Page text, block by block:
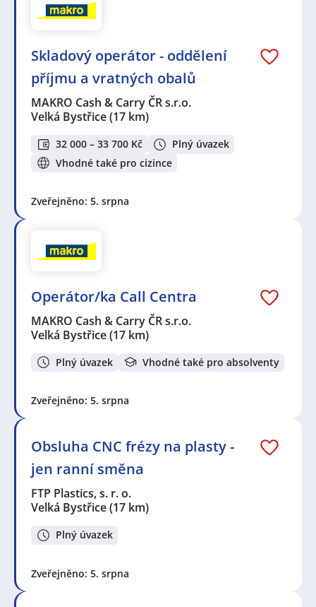
Skladový operátor - oddělení
příjmu a vratných obalů
MAKRO Cash & Carry ČR s.r.o.
Velká Bystřice(17 km)
32 000 – 33 700 Kč
Plný úvazek
Vhodné také pro cizince
Zveřejněno: 5. srpna
Operátor/ka Call Centra
MAKRO Cash & Carry ČR s.r.o.
Velká Bystřice(17 km)
Plný úvazek Vhodné také pro absolventy
Zveřejněno: 5. srpna
Obsluha CNC frézy na plasty -
jen ranní směna
FTP Plastics, s. r. o.
Velká Bystřice(17 km)
Plný úvazek
Zveřejněno: 5. srpna